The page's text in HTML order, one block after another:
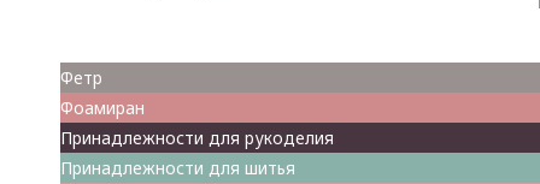
Фетр
Фоамиран
Принадлежности для рукоделия
Принадлежности для шитья